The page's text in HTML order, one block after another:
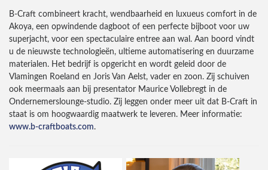
B-Craft combineert kracht, wendbaarheid en luxueus comfort in de
Akoya, een opwindende dagboot of een perfecte bijboot voor uw
superjacht, voor een spectaculaire entree aan wal. Aan boord vindt
u de nieuwste technologieën, ultieme automatisering en duurzame
materialen. Het bedrijf is opgericht en wordt geleid door de
Vlamingen Roeland en Joris Van Aelst, vader en zoon. Zij schuiven
ook meermaals aan bij presentator Maurice Vollebregt in de
Ondernemerslounge-studio. Zij leggen onder meer uit dat B-Craft in
staat is om hoogwaardig maatwerk te leveren. Meer informatie:
www.b-craftboats.com.